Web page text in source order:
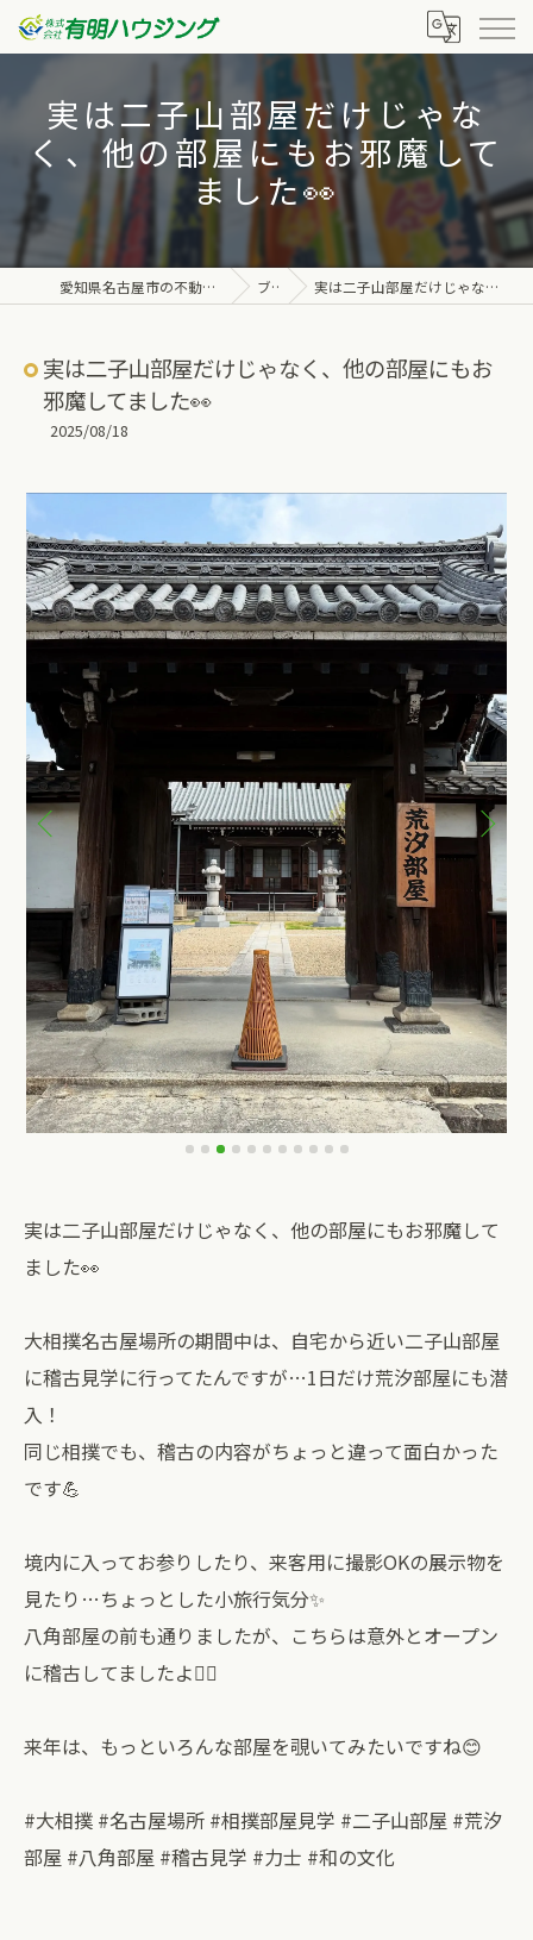
実は二子山部屋だけじゃな
く、他の部屋にもお邪魔して
ました👀
愛知県名古屋市の不動産なら株式会社有明ハウジング ブログ 実は二子山部屋だけじゃなく、他の部屋にもお邪魔してました👀
実は二子山部屋だけじゃなく、他の部屋にもお
邪魔してました👀
2025/08/18
実は二子山部屋だけじゃなく、他の部屋にもお邪魔して
ました👀
大相撲名古屋場所の期間中は、自宅から近い二子山部屋
に稽古見学に行ってたんですが…1日だけ荒汐部屋にも潜
入！
同じ相撲でも、稽古の内容がちょっと違って面白かった
です💪
境内に入ってお参りしたり、来客用に撮影OKの展示物を
見たり…ちょっとした小旅行気分✨
八角部屋の前も通りましたが、こちらは意外とオープン
に稽古してましたよ🏋️‍♂️
来年は、もっといろんな部屋を覗いてみたいですね😊⁡
#大相撲 #名古屋場所 #相撲部屋見学 #二子山部屋 #荒汐
部屋 #八角部屋 #稽古見学 #力士 #和の文化